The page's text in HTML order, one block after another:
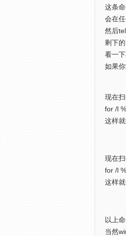
这条
会在
然后
剩下
看一
如果
现在
for /l
这样
现在
for /l
这样
以上
当然